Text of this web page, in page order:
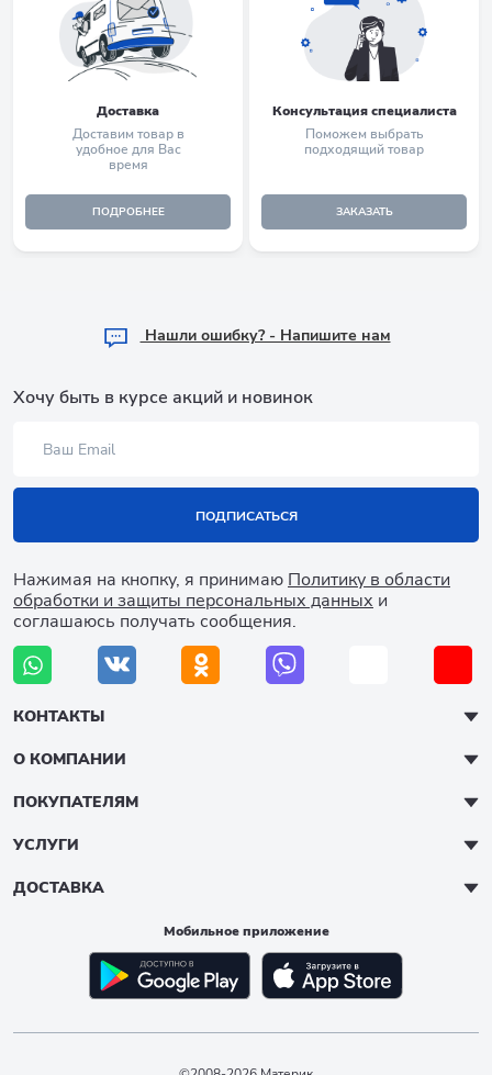
Доставка
Доставим товар в
удобное для Вас
время
ПОДРОБНЕЕ
Консультация специалиста
Поможем выбрать
подходящий товар
ЗАКАЗАТЬ
Hашли ошибку? - Напишите нам
Хочу быть в курсе акций и новинок
ПОДПИСАТЬСЯ
Нажимая на кнопку, я принимаю Политику в области
обработки и защиты персональных данных и
соглашаюсь получать сообщения.
КОНТАКТЫ
О КОМПАНИИ
ПОКУПАТЕЛЯМ
УСЛУГИ
ДОСТАВКА
Мобильное приложение